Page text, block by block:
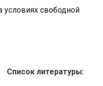
условиях свободной
Список литературы: